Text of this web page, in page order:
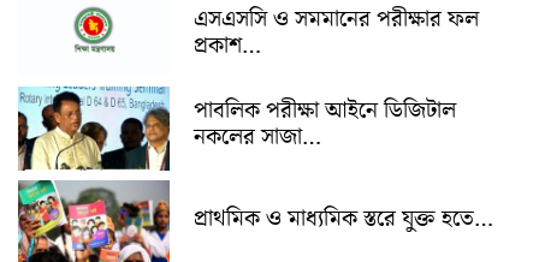
এসএসসি ও সমমানের পরীক্ষার ফল
প্রকাশ…
পাবলিক পরীক্ষা আইনে ডিজিটাল
নকলের সাজা…
প্রাথমিক ও মাধ্যমিক স্তরে যুক্ত হতে…